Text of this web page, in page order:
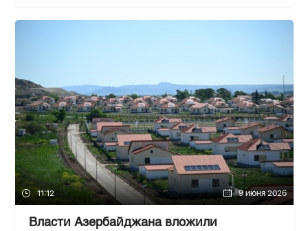
11:12 9 июня 2026
Власти Азербайджана вложили